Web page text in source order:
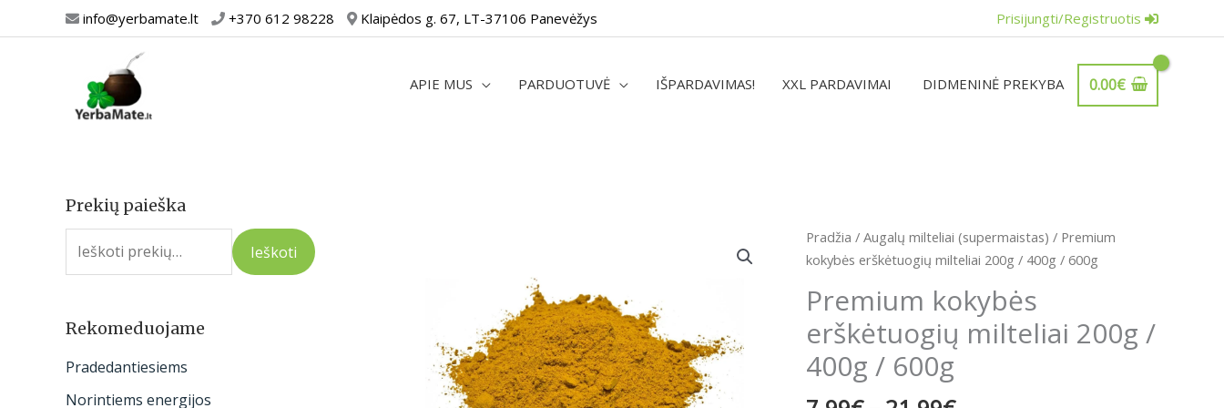
prie
info@yerbamate.lt +370 612 98228 Klaipėdos g. 67, LT-37106 Panevėžys Prisijungti/Registruotis
APIE MUS PARDUOTUVĖ IŠPARDAVIMAS! XXL PARDAVIMAI DIDMENINĖ PREKYBA 0.00€
Prekių paieška
I
e
o
Ieškoti
Rekomeduojame
Pradedantiesiems
Norintiems energijos
Pradžia /Augalų milteliai (supermaistas) / Premium
kokybės erškėtuogių milteliai 200g / 400g / 600g
Premium kokybės
erškėtuogių milteliai 200g /
400g / 600g
Price
range:
through
21.99€
produkto
kiekis:
kokybės
erškėtuogių
milteliai
200g
/